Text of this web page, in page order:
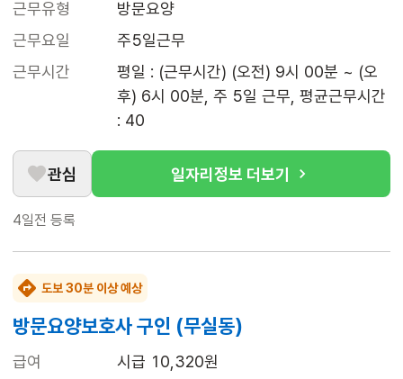
근무유형
방문요양
근무요일
주5일근무
근무시간
평일 : (근무시간) (오전) 9시 00분 ~ (오
후) 6시 00분, 주 5일 근무, 평균근무시간
: 40
관심 일자리정보 더보기
4일전 등록
도보 30분 이상 예상
방문요양보호사 구인 (무실동)
급여
시급 10,320원